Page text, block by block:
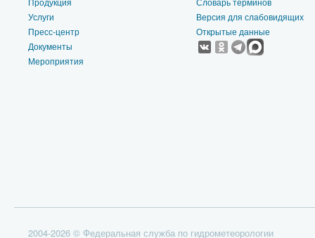
Услуги
Пресс-центр
Документы
Мероприятия
Версия для слабовидящих
Открытые данные
2004-2026 © Федеральная служба по гидрометеорологии